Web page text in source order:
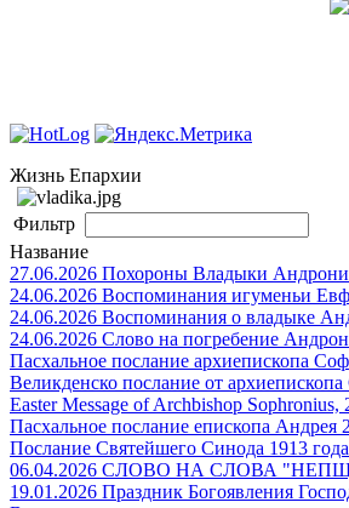
Жизнь Епархии
Фильтр
Название
27.06.2026 Похороны Владыки
24.06.2026 Воспоминания игуменьи
24.06.2026 Воспоминания о владыке
24.06.2026 Слово на погребение
Пасхальное послание архиепископа
Великденско послание от
Easter Message of Archbishop Sophronius,
Пасхальное послание епископа Андрея
Послание Святейшего Синода 1913
06.04.2026 СЛОВО НА СЛОВА
19.01.2026 Праздник Богоявления